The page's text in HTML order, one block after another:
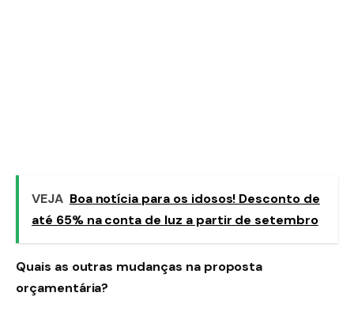
VEJA Boa notícia para os idosos! Desconto de
até 65% na conta de luz a partir de setembro
Quais as outras mudanças na proposta
orçamentária?